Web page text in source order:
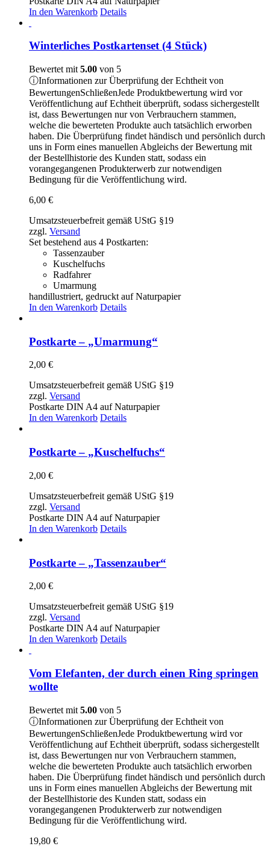
In den Warenkorb Details
Winterliches Postkartenset (4 Stück)
Bewertet mit 5.00 von 5
ⓘInformationen zur Überprüfung der Echtheit von
BewertungenSchließenJede Produktbewertung wird vor
Veröffentlichung auf Echtheit überprüft, sodass sichergestellt
ist, dass Bewertungen nur von Verbrauchern stammen,
welche die bewerteten Produkte auch tatsächlich erworben
haben. Die Überprüfung findet händisch und persönlich durch
uns in Form eines manuellen Abgleichs der Bewertung mit
der Bestellhistorie des Kunden statt, sodass ein
vorangegangenen Produkterwerb zur notwendigen
Bedingung für die Veröffentlichung wird.
6,00 €
Umsatzsteuerbefreit gemäß UStG §19
zzgl. Versand
Set bestehend aus 4 Postkarten:
Tassenzauber
Kuschelfuchs
Radfahrer
Umarmung
handillustriert, gedruckt auf Naturpapier
In den Warenkorb Details
Postkarte – „Umarmung“
2,00 €
Umsatzsteuerbefreit gemäß UStG §19
zzgl. Versand
Postkarte DIN A4 auf Naturpapier
In den Warenkorb Details
Postkarte – „Kuschelfuchs“
2,00 €
Umsatzsteuerbefreit gemäß UStG §19
zzgl. Versand
Postkarte DIN A4 auf Naturpapier
In den Warenkorb Details
Postkarte – „Tassenzauber“
2,00 €
Umsatzsteuerbefreit gemäß UStG §19
zzgl. Versand
Postkarte DIN A4 auf Naturpapier
In den Warenkorb Details
Vom Elefanten, der durch einen Ring springen
wollte
Bewertet mit 5.00 von 5
ⓘInformationen zur Überprüfung der Echtheit von
BewertungenSchließenJede Produktbewertung wird vor
Veröffentlichung auf Echtheit überprüft, sodass sichergestellt
ist, dass Bewertungen nur von Verbrauchern stammen,
welche die bewerteten Produkte auch tatsächlich erworben
haben. Die Überprüfung findet händisch und persönlich durch
uns in Form eines manuellen Abgleichs der Bewertung mit
der Bestellhistorie des Kunden statt, sodass ein
vorangegangenen Produkterwerb zur notwendigen
Bedingung für die Veröffentlichung wird.
19,80 €